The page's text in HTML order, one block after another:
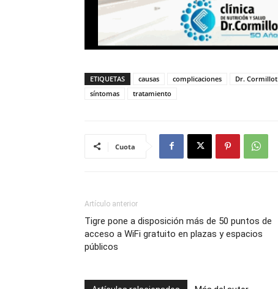
ETIQUETAS causas complicaciones Dr. Cormillot
síntomas
tratamiento
Cuota
Artículo anterior
Tigre pone a disposición más de 50 puntos de
acceso a WiFi gratuito en plazas y espacios
públicos